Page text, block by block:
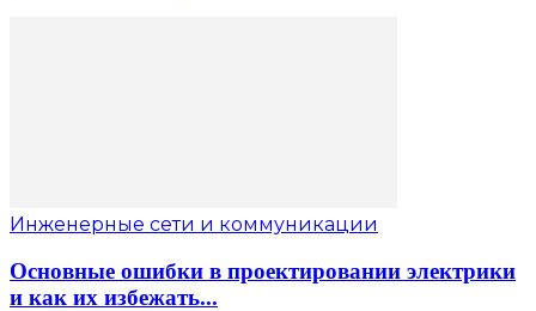
Инженерные сети и коммуникации
Основные ошибки в проектировании электрики
и как их избежать...